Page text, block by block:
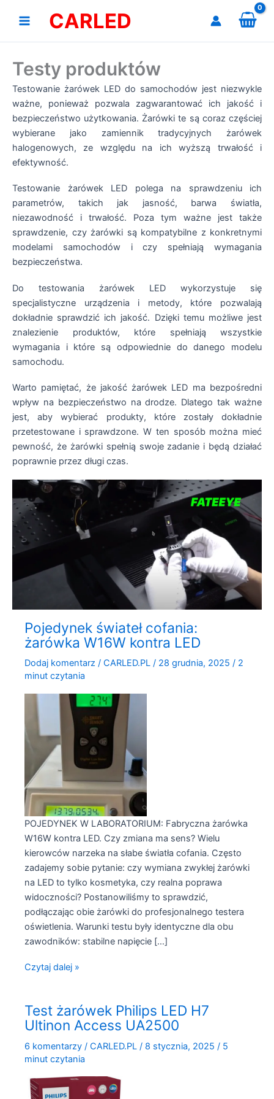
CARLED
Testy produktów
Testowanie żarówek LED do samochodów jest niezwykle
ważne, ponieważ pozwala zagwarantować ich jakość i
bezpieczeństwo użytkowania. Żarówki te są coraz częściej
wybierane jako zamiennik tradycyjnych żarówek
halogenowych, ze względu na ich wyższą trwałość i
efektywność.
Testowanie żarówek LED polega na sprawdzeniu ich
parametrów, takich jak jasność, barwa światła,
niezawodność i trwałość. Poza tym ważne jest także
sprawdzenie, czy żarówki są kompatybilne z konkretnymi
modelami samochodów i czy spełniają wymagania
bezpieczeństwa.
Do testowania żarówek LED wykorzystuje się
specjalistyczne urządzenia i metody, które pozwalają
dokładnie sprawdzić ich jakość. Dzięki temu możliwe jest
znalezienie produktów, które spełniają wszystkie
wymagania i które są odpowiednie do danego modelu
samochodu.
Warto pamiętać, że jakość żarówek LED ma bezpośredni
wpływ na bezpieczeństwo na drodze. Dlatego tak ważne
jest, aby wybierać produkty, które zostały dokładnie
przetestowane i sprawdzone. W ten sposób można mieć
pewność, że żarówki spełnią swoje zadanie i będą działać
poprawnie przez długi czas.
Pojedynek świateł cofania:
żarówka W16W kontra LED
Dodaj komentarz / CARLED.PL / 28 grudnia, 2025 / 2
minut czytania
POJEDYNEK W LABORATORIUM: Fabryczna żarówka
W16W kontra LED. Czy zmiana ma sens? Wielu
kierowców narzeka na słabe światła cofania. Często
zadajemy sobie pytanie: czy wymiana zwykłej żarówki
na LED to tylko kosmetyka, czy realna poprawa
widoczności? Postanowiliśmy to sprawdzić,
podłączając obie żarówki do profesjonalnego testera
oświetlenia. Warunki testu były identyczne dla obu
zawodników: stabilne napięcie […]
Pojedynek
żarówka
W16W
kontra
LED
Czytaj dalej »
Test żarówek Philips LED H7
Ultinon Access UA2500
6 komentarzy / CARLED.PL / 8 stycznia, 2025 / 5
minut czytania